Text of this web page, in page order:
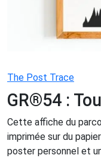
The Post Trace
GR®54 :
Cette affiche du
imprimée sur du
poster personnel et